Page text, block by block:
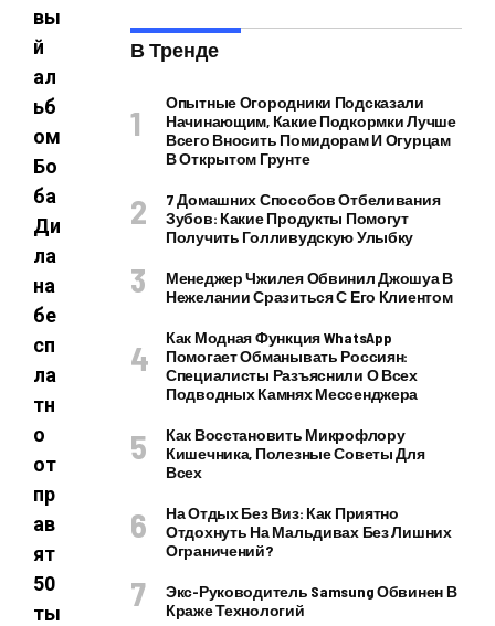
вы
й
ал
ьб
ом
Бо
ба
Ди
ла
на
бе
сп
ла
тн
о
от
пр
ав
ят
50
ты
В Тренде
Опытные Огородники Подсказали
Начинающим, Какие Подкормки Лучше
Всего Вносить Помидорам И Огурцам
В Открытом Грунте
7 Домашних Способов Отбеливания
Зубов: Какие Продукты Помогут
Получить Голливудскую Улыбку
Менеджер Чжилея Обвинил Джошуа В
Нежелании Сразиться С Его Клиентом
Как Модная Функция WhatsApp
Помогает Обманывать Россиян:
Специалисты Разъяснили О Всех
Подводных Камнях Мессенджера
Как Восстановить Микрофлору
Кишечника, Полезные Советы Для
Всех
На Отдых Без Виз: Как Приятно
Отдохнуть На Мальдивах Без Лишних
Ограничений?
Экс-Руководитель Samsung Обвинен В
Краже Технологий